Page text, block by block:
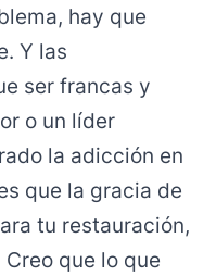
hay que
Y las
ser francas y
o un líder
la adicción en
que la gracia de
tu restauración,
que lo que